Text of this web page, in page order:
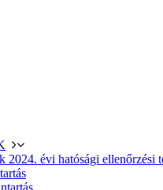
2024. évi hatósági ellenőrzési